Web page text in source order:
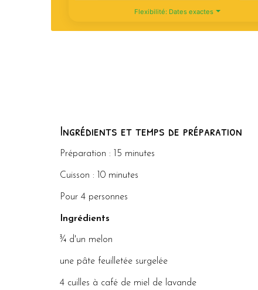
Flexibilité: Dates exactes
Ingrédients et temps de préparation
Préparation : 15 minutes
Cuisson : 10 minutes
Pour 4 personnes
Ingrédients
¾ d'un melon
une pâte feuilletée surgelée
4 cuilles à café de miel de lavande